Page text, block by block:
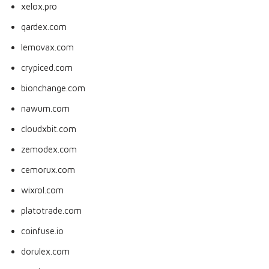
xelox.pro
qardex.com
lemovax.com
crypiced.com
bionchange.com
nawum.com
cloudxbit.com
zemodex.com
cemorux.com
wixrol.com
platotrade.com
coinfuse.io
dorulex.com